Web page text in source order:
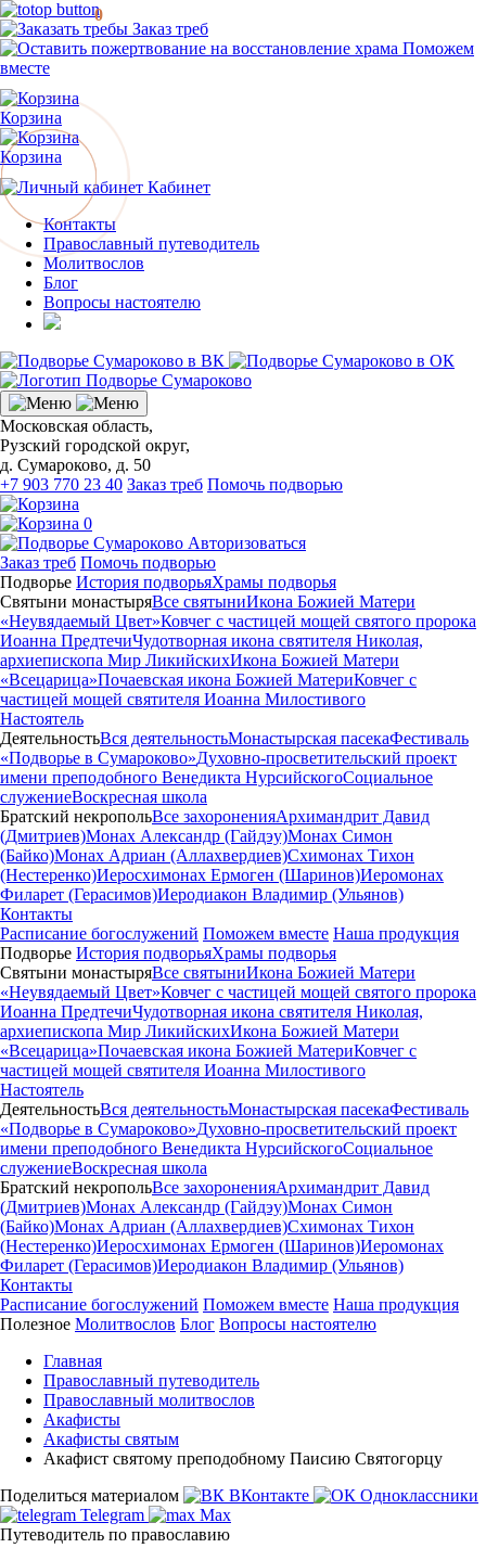
Заказ треб
Поможем
вместе
Корзина
Корзина
0
Кабинет
Контакты
Православный путеводитель
Молитвослов
Блог
Вопросы настоятелю
Московская область,
Рузский городской округ,
д. Сумароково, д. 50
+7 903 770 23 40 Заказ треб Помочь подворью
0
Авторизоваться
Заказ треб Помочь подворью
Подворье История подворьяХрамы подворья
Святыни монастыряВсе святыниИкона Божией Матери
«Неувядаемый Цвет»Ковчег с частицей мощей святого пророка
Иоанна ПредтечиЧудотворная икона святителя Николая,
архиепископа Мир ЛикийскихИкона Божией Матери
«Всецарица»Почаевская икона Божией МатериКовчег с
частицей мощей святителя Иоанна Милостивого
Настоятель
ДеятельностьВся деятельностьМонастырская пасекаФестиваль
«Подворье в Сумароково»Духовно-просветительский проект
имени преподобного Венедикта НурсийскогоСоциальное
служениеВоскресная школа
Братский некропольВсе захороненияАрхимандрит Давид
(Дмитриев)Монах Александр (Гайдэу)Монах Симон
(Байко)Монах Адриан (Аллахвердиев)Схимонах Тихон
(Нестеренко)Иеросхимонах Ермоген (Шаринов)Иеромонах
Филарет (Герасимов)Иеродиакон Владимир (Ульянов)
Контакты
Расписание богослужений Поможем вместе Наша продукция
Подворье История подворьяХрамы подворья
Святыни монастыряВсе святыниИкона Божией Матери
«Неувядаемый Цвет»Ковчег с частицей мощей святого пророка
Иоанна ПредтечиЧудотворная икона святителя Николая,
архиепископа Мир ЛикийскихИкона Божией Матери
«Всецарица»Почаевская икона Божией МатериКовчег с
частицей мощей святителя Иоанна Милостивого
Настоятель
ДеятельностьВся деятельностьМонастырская пасекаФестиваль
«Подворье в Сумароково»Духовно-просветительский проект
имени преподобного Венедикта НурсийскогоСоциальное
служениеВоскресная школа
Братский некропольВсе захороненияАрхимандрит Давид
(Дмитриев)Монах Александр (Гайдэу)Монах Симон
(Байко)Монах Адриан (Аллахвердиев)Схимонах Тихон
(Нестеренко)Иеросхимонах Ермоген (Шаринов)Иеромонах
Филарет (Герасимов)Иеродиакон Владимир (Ульянов)
Контакты
Расписание богослужений Поможем вместе Наша продукция
Полезное Молитвослов Блог Вопросы настоятелю
Главная
Православный путеводитель
Православный молитвослов
Акафисты
Акафисты святым
Акафист святому преподобному Паисию Святогорцу
Поделиться материалом
ВКонтакте
Одноклассники
Telegram
Max
Путеводитель по православию